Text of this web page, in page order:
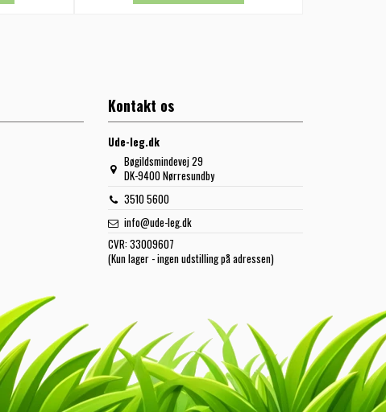
Kontakt os
Ude-leg.dk
Bøgildsmindevej 29
DK-9400 Nørresundby
3510 5600
info@ude-leg.dk
CVR:33009607
(Kun lager - ingen udstilling på adressen)